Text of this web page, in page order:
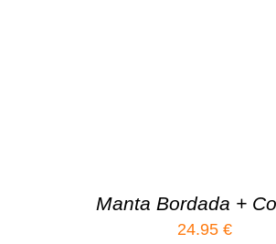
Manta Bordada +
24.95 €